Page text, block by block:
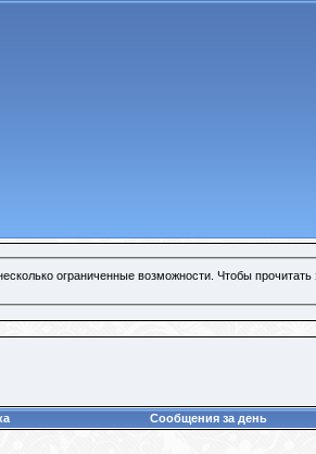
ограниченные возможности. Чтобы
Сообщения за день